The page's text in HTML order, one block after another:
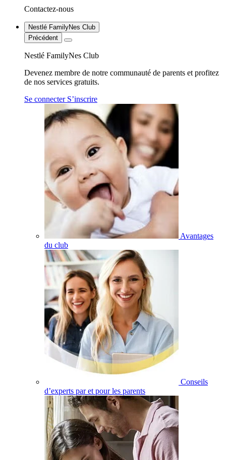
Contactez-nous
Nestlé FamilyNes Club
Précédent
Nestlé FamilyNes Club
Devenez membre de notre communauté de parents et profitez
de nos services gratuits.
Se connecter S’inscrire
Avantages
du club
Conseils
d’experts par et pour les parents